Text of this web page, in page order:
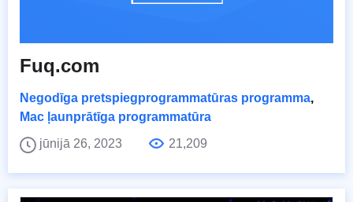
Fuq.com
Negodīga pretspiegprogrammatūras programma,
Mac ļaunprātīga programmatūra
jūnijā 26, 2023
21,209